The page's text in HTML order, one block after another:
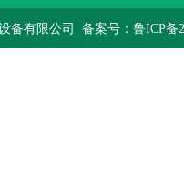
备有限公司 备案号：鲁ICP备